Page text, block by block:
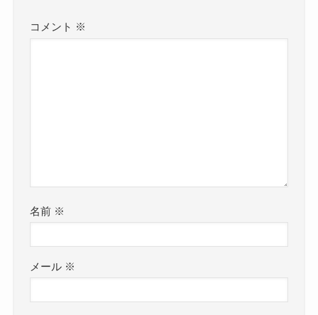
コメント ※
名前 ※
メール ※